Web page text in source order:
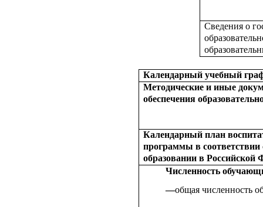
Сведения о
Календарный учебный
Методические и иные
обеспечения
Календарный план
программы в
образовании в Российской
Численность
—общая численность